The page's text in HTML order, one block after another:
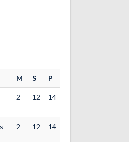
M S P
2 12 14
2 12 14